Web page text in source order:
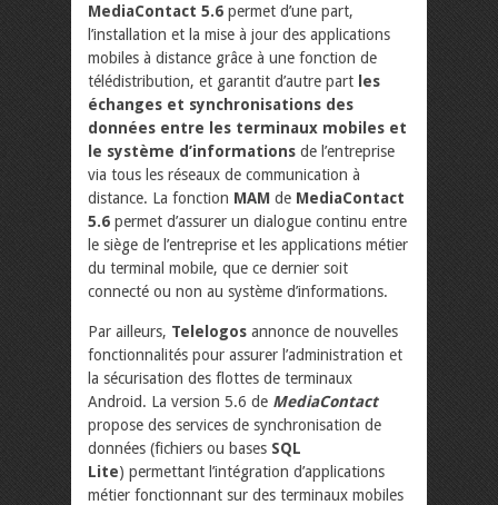
MediaContact 5.6 permet d’une part,
l’installation et la mise à jour des applications
mobiles à distance grâce à une fonction de
télédistribution, et garantit d’autre part les
échanges et synchronisations des
données entre les terminaux mobiles et
le système d’informations de l’entreprise
via tous les réseaux de communication à
distance. La fonction MAM de MediaContact
5.6 permet d’assurer un dialogue continu entre
le siège de l’entreprise et les applications métier
du terminal mobile, que ce dernier soit
connecté ou non au système d’informations.
Par ailleurs, Telelogos annonce de nouvelles
fonctionnalités pour assurer l’administration et
la sécurisation des flottes de terminaux
Android. La version 5.6 de MediaContact
propose des services de synchronisation de
données (fichiers ou bases SQL
Lite) permettant l’intégration d’applications
métier fonctionnant sur des terminaux mobiles